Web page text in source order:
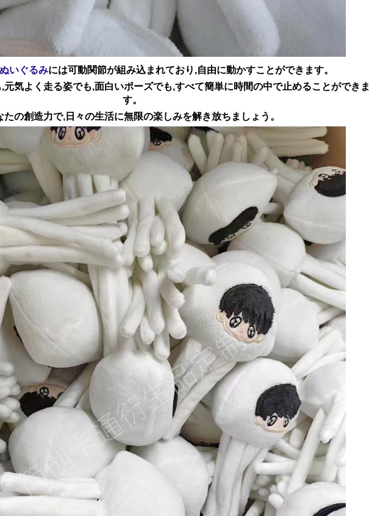
いぐるみには可動関節が組み込まれており,自由に動かすことができます。
気よく走る姿でも,面白いポーズでも,すべて簡単に時間の中で止めることができま
す。
たの創造力で,日々の生活に無限の楽しみを解き放ちましょう。